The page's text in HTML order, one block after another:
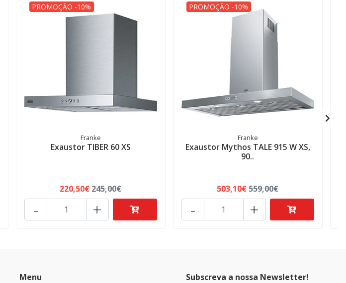
PROMOÇÃO -10%
Franke
Exaustor TIBER 60 XS
220,50€245,00€
+
-
PROMOÇÃO -10%
Franke
Exaustor Mythos TALE 915 W XS,
90..
503,10€559,00€
+
-
Menu Subscreva a nossa Newsletter!